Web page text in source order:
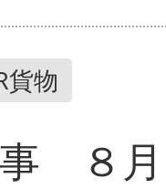
貨物
事 ８